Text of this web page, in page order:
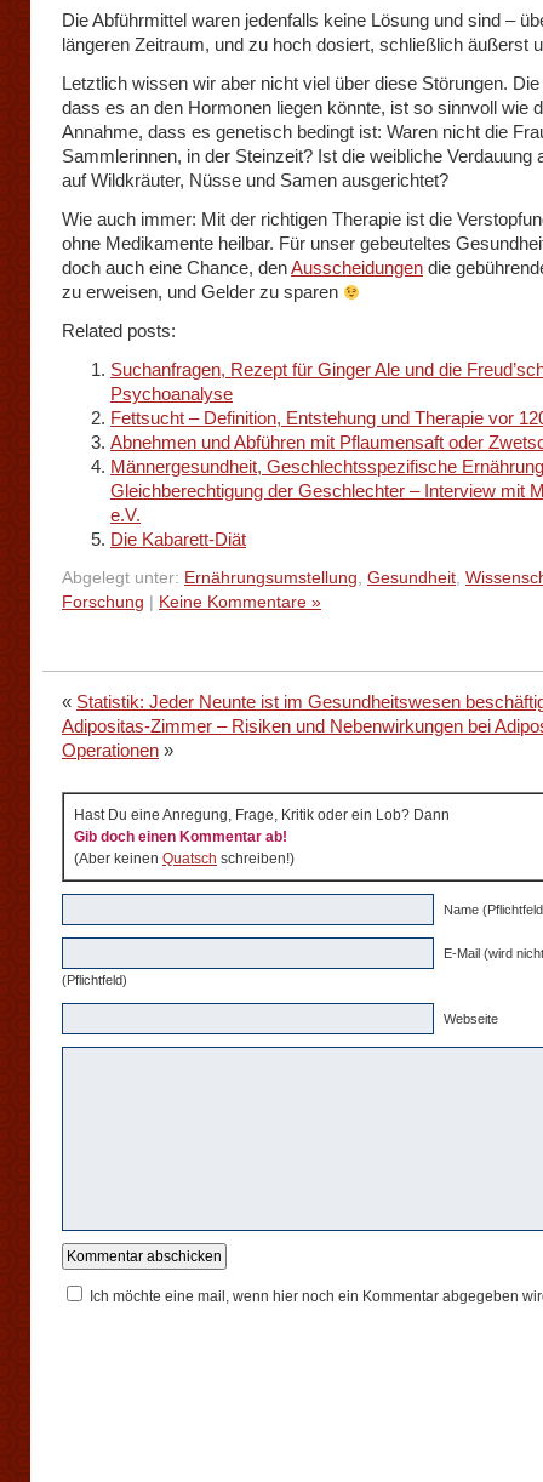
Die Abführmittel waren jedenfalls keine Lösung und sind –
längeren Zeitraum, und zu hoch dosiert, schließlich äußerst
Letztlich wissen wir aber nicht viel über diese Störungen.
dass es an den Hormonen liegen könnte, ist so sinnvoll wie
Annahme, dass es genetisch bedingt ist: Waren nicht die
Sammlerinnen, in der Steinzeit? Ist die weibliche Verdauung
auf Wildkräuter, Nüsse und Samen ausgerichtet?
Wie auch immer: Mit der richtigen Therapie ist die
ohne Medikamente heilbar. Für unser gebeuteltes
doch auch eine Chance, denAusscheidungen die
zu erweisen, und Gelder zu sparen
Related posts:
Suchanfragen, Rezept für Ginger Ale und die
Psychoanalyse
Fettsucht – Definition, Entstehung und Therapie vor
Abnehmen und Abführen mit Pflaumensaft oder
Männergesundheit, Geschlechtsspezifische
Gleichberechtigung der Geschlechter – Interview mit
e.V.
Die Kabarett-Diät
Abgelegt unter: Ernährungsumstellung, Gesundheit,
Forschung
Keine Kommentare »
« Statistik: Jeder Neunte ist im Gesundheitswesen
Adipositas-Zimmer – Risiken und Nebenwirkungen bei
Operationen »
Hast Du eine Anregung, Frage, Kritik oder ein Lob? Dann
Gib doch einen Kommentar ab!
(Aber keinen Quatsch schreiben!)
Name
E-Mail (wird
(Pflichtfeld)
Webseite
Ich möchte eine mail, wenn hier noch ein Kommentar abgegeben